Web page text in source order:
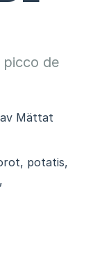
de
Mättat
potatis,